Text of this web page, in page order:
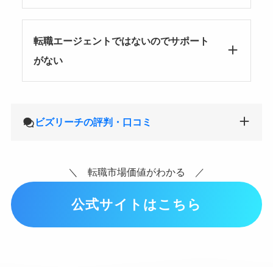
転職エージェントではないのでサポート
がない
ビズリーチの評判・口コミ
＼ 転職市場価値がわかる ／
公式サイトはこちら